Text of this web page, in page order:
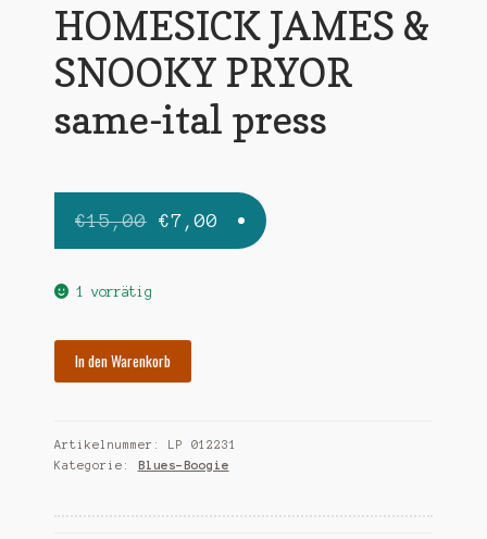
HOMESICK JAMES &
SNOOKY PRYOR
same-ital press
€15,00 Ursprünglicher
Preis
€7,00 Aktueller
Preis
1 vorrätig
PRYOR
same-
press
In den Warenkorb
Artikelnummer:
LP 012231
Kategorie:
Blues-Boogie